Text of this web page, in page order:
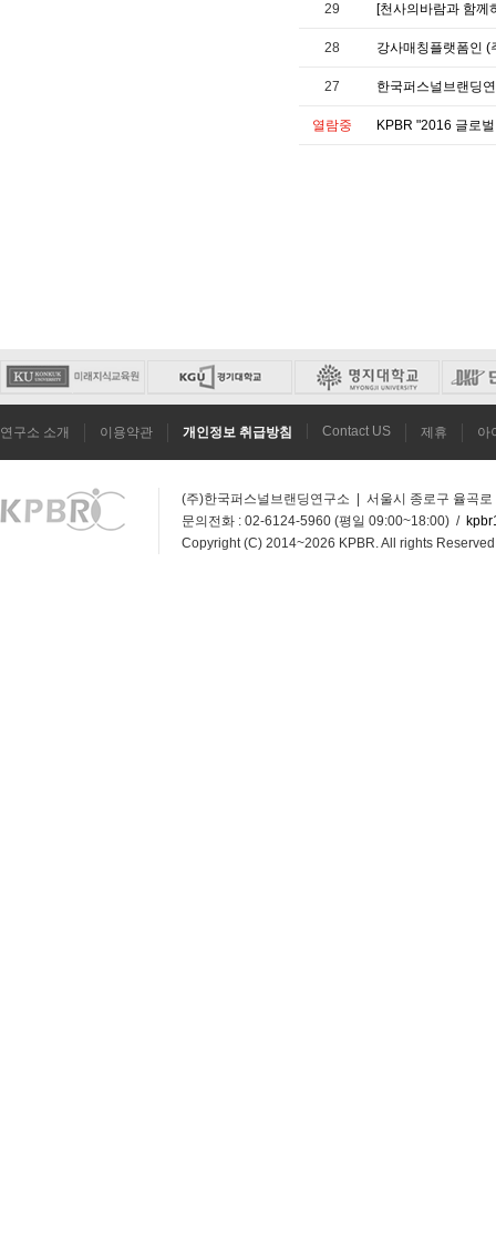
29 [천사의바람과 함께
28 강사매칭플랫폼인
27 한국퍼스널브랜딩
열람중 KPBR "2016 글로
연구소 소개 이용약관 개인정보 취급방침 Contact US 제휴 아
(주)한국퍼스널브랜딩연구소 | 서울시 종로구 율곡
문의전화 : 02-6124-5960 (평일 09:00~18:00) /
Copyright (C) 2014~2026 KPBR. All rights